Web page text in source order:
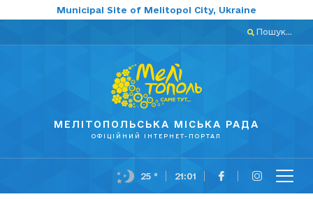
Municipal Site of Melitopol City, Ukraine
Пошук...
МЕЛІТОПОЛЬСЬКА МІСЬКА РАДА
ОФІЦІЙНИЙ ІНТЕРНЕТ-ПОРТАЛ
25 ° 21:01